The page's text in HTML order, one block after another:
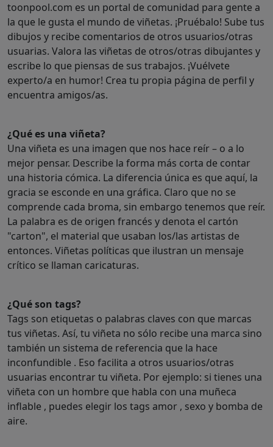
toonpool.com es un portal de comunidad para gente a
la que le gusta el mundo de viñetas. ¡Pruébalo! Sube tus
dibujos y recibe comentarios de otros usuarios/otras
usuarias. Valora las viñetas de otros/otras dibujantes y
escribe lo que piensas de sus trabajos. ¡Vuélvete
experto/a en humor! Crea tu propia página de perfil y
encuentra amigos/as.
¿Qué es una viñeta?
Una viñeta es una imagen que nos hace reír – o a lo
mejor pensar. Describe la forma más corta de contar
una historia cómica. La diferencia única es que aquí, la
gracia se esconde en una gráfica. Claro que no se
comprende cada broma, sin embargo tenemos que reír.
La palabra es de origen francés y denota el cartón
"carton", el material que usaban los/las artistas de
entonces. Viñetas políticas que ilustran un mensaje
crítico se llaman caricaturas.
¿Qué son tags?
Tags son etiquetas o palabras claves con que marcas
tus viñetas. Así, tu viñeta no sólo recibe una marca sino
también un sistema de referencia que la hace
inconfundible . Eso facilita a otros usuarios/otras
usuarias encontrar tu viñeta. Por ejemplo: si tienes una
viñeta con un hombre que habla con una muñeca
inflable , puedes elegir los tags amor , sexo y bomba de
aire.